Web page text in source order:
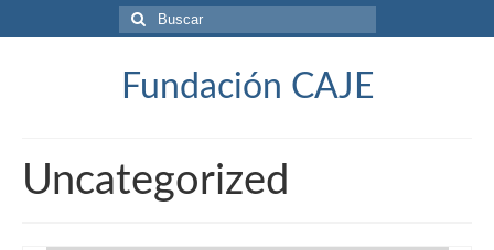
Fundación CAJE
Uncategorized